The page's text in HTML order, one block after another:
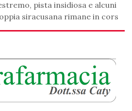
pista insidiosa e alcuni
siracusana rimane in cors